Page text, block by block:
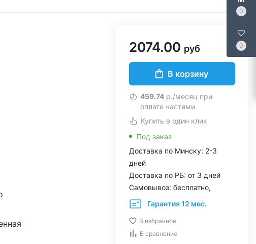
0
0
2074.00 руб
В корзину
459.74р./месяц при
оплате частями
Купить в один клик
Под заказ
Доставка по Минску: 2-3
дней
Доставка по РБ: от 3 дней
Самовывоз: бесплатно,
Гарантия 12 мес.
В избранное
В сравнение